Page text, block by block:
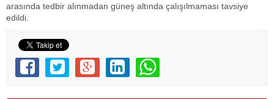
arasında tedbir alınmadan güneş altında çalışılmaması tavsiye
edildi.